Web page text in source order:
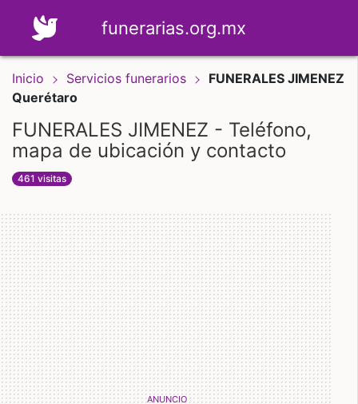
funerarias.org.mx
Inicio Servicios funerarios
FUNERALES JIMENEZ
Querétaro
FUNERALES JIMENEZ - Teléfono,
mapa de ubicación y contacto
461 visitas